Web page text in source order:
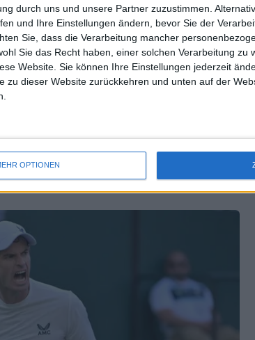
durch uns und unsere Partner zuzustimmen.
und Ihre Einstellungen ändern, bevor Sie der
Sie, dass die Verarbeitung mancher
Sie das Recht haben, einer solchen Verarbeitung zu
Website. Sie können Ihre Einstellungen jederzeit
zu dieser Website zurückkehren und unten auf der
OPTIONEN
zeigt sich unbeeindruckt von
Wimbledon-Begegnung